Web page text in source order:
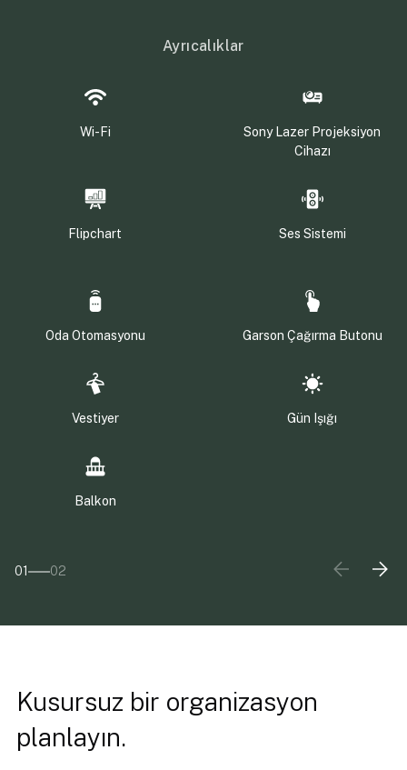
Ayrıcalıklar
Wi-Fi
Sony Lazer Projeksiyon
Cihazı
Flipchart Ses Sistemi
Oda Otomasyonu Garson Çağırma Butonu
Vestiyer Gün Işığı
Balkon
01 02
Kusursuz bir organizasyon
planlayın.